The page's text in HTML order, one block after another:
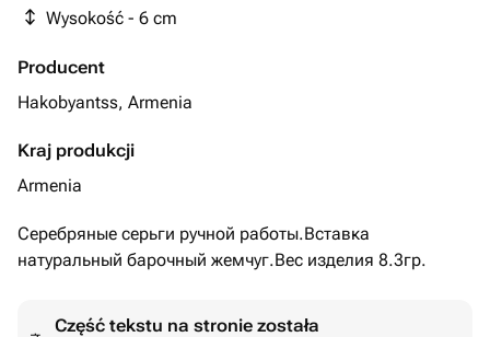
Wysokość - 6 cm
Producent
Hakobyantss, Armenia
Kraj produkcji
Armenia
Серебряные серьги ручной работы.Вставка
натуральный барочный жемчуг.Вес изделия 8.3гр.
Część tekstu na stronie została